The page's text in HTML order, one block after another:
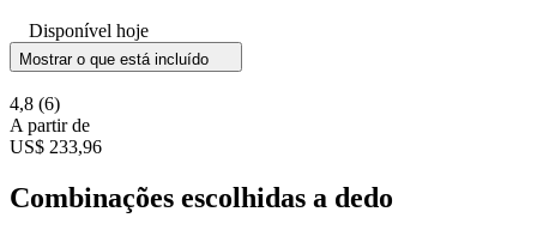
Disponível hoje
Mostrar o que está incluído
4,8 (6)
A partir de
US$ 233,96
Combinações escolhidas a dedo